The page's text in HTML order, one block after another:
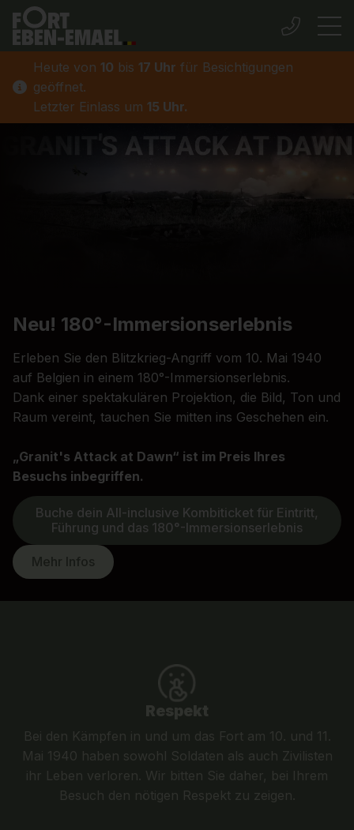
Heute von 10 bis 17 Uhr für Besichtigungen
geöffnet.
Letzter Einlass um 15 Uhr.
Neu! 180°-Immersionserlebnis
Erleben Sie den Blitzkrieg-Angriff vom 10. Mai 1940
auf Belgien in einem 180°-Immersionserlebnis.
Dank einer spektakulären Projektion, die Bild, Ton und
Raum vereint, tauchen Sie mitten ins Geschehen ein.
„Granit's Attack at Dawn“ ist im Preis Ihres
Besuchs inbegriffen.
Buche dein All-inclusive Kombiticket für Eintritt,
Führung und das 180°-Immersionserlebnis
Mehr Infos
Respekt
Bei den Kämpfen in und um das Fort am 10. und 11.
Mai 1940 haben sowohl Soldaten als auch Zivilisten
ihr Leben verloren. Wir bitten Sie daher, bei Ihrem
Besuch den nötigen Respekt zu zeigen.